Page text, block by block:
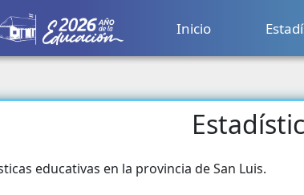
Inicio
Censo
educativas en la provincia de San Luis.